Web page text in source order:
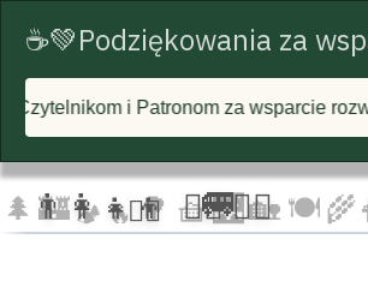
☁️ 🦅
☁️
🌲 🏰🏕️ 🔥🌳 🧺🌉🏡 🍽️🌾
🚐 🏇
🚴‍♀️ 🏃‍♂️ 🏃‍♀️
👨‍👩‍👧‍👦
☕💚Podziękowania za
za wsparcie rozwoju portalu i każdą